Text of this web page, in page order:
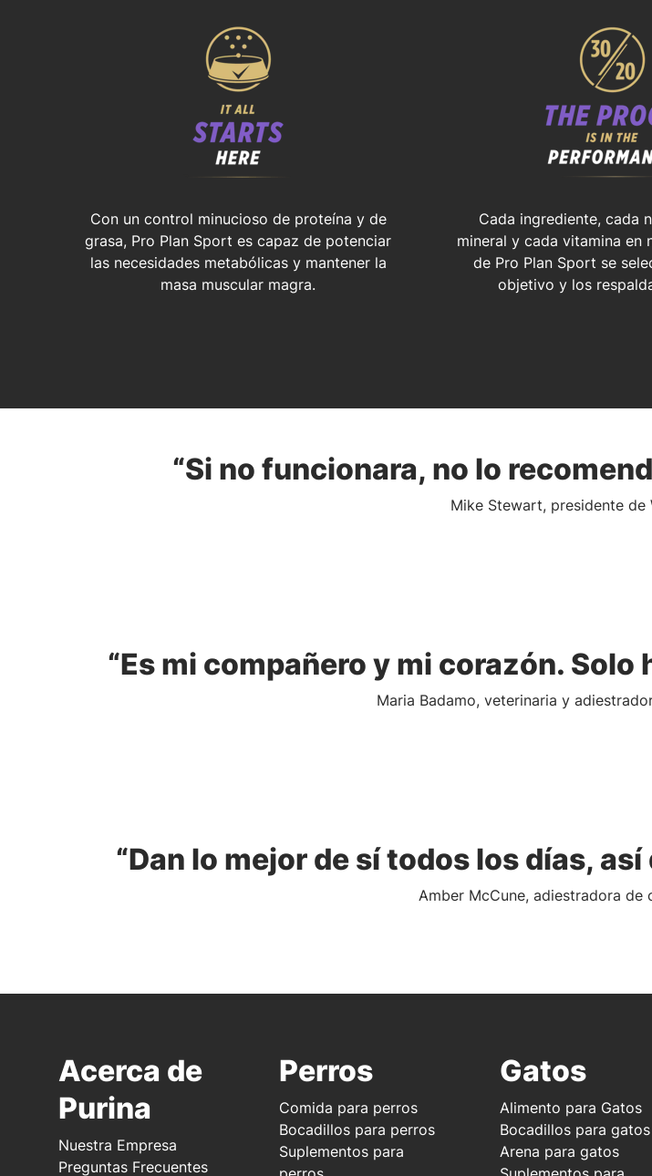
Con un control minucioso de proteína y de
grasa, Pro Plan Sport es capaz de potenciar
las necesidades metabólicas y mantener la
masa muscular magra.
Cada ingrediente, cada
mineral y cada vitamina en
de Pro Plan Sport se
objetivo y los
“Si no funcionara, no lo
Mike Stewart, presidente de
“Es mi compañero y mi corazón. Solo
Maria Badamo, veterinaria y
“Dan lo mejor de sí todos los días,
Amber McCune, adiestradora de
Acerca de
Purina
Nuestra Empresa
Preguntas Frecuentes
Perros
Comida para perros
Bocadillos para perros
Suplementos para
Gatos
Alimento para Gatos
Bocadillos para gatos
Arena para gatos